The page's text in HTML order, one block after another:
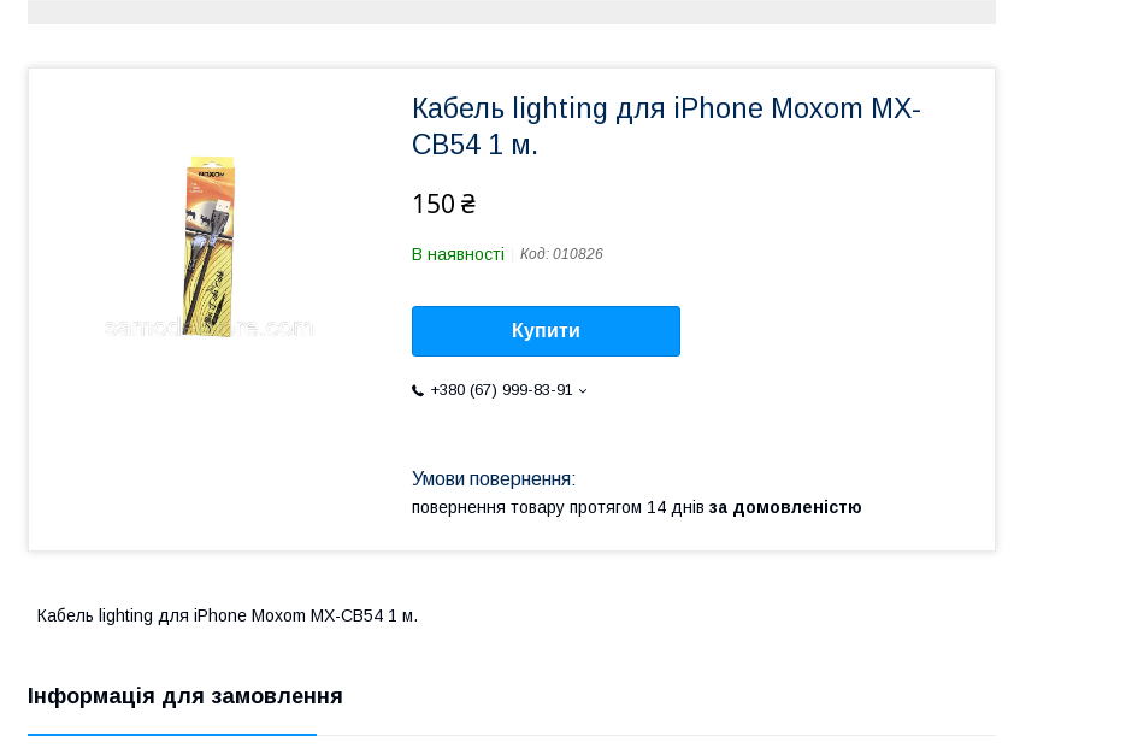
Кабель lighting для iPhone Moxom MX-
CB54 1 м.
150 ₴
В наявності Код: 010826
Купити
+380 (67) 999-83-91
повернення товару протягом 14 днів за домовленістю
Кабель lighting для iPhone Moxom MX-CB54 1 м.
Інформація для замовлення